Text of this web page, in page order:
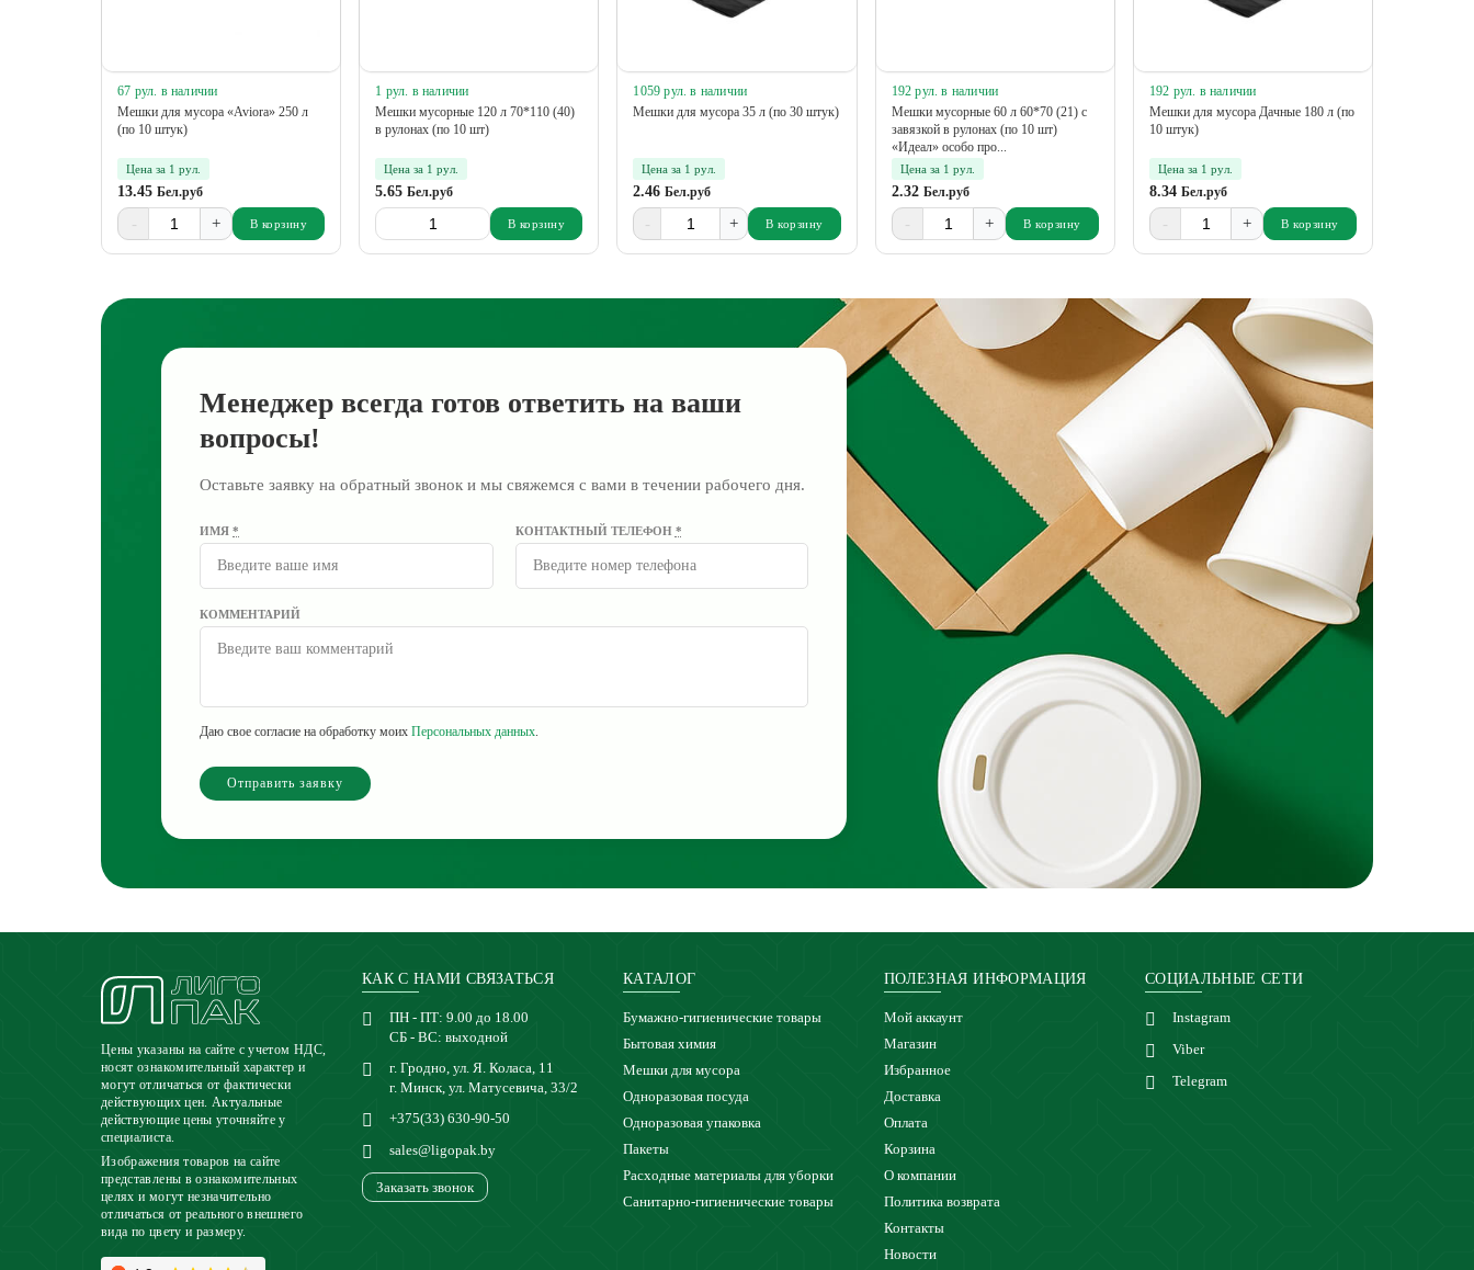
67 рул. в наличии
Мешки для мусора «Aviora» 250 л
(по 10 штук)
Цена за 1 рул.
13.45 Бел.руб
- + В корзину
1 рул. в наличии
Мешки мусорные 120 л 70*110 (40)
в рулонах (по 10 шт)
Цена за 1 рул.
5.65Бел.руб
В корзину
1059 рул. в наличии
Мешки для мусора 35 л (по 30 штук)
Цена за 1 рул.
2.46Бел.руб
- + В корзину
192 рул. в наличии
Мешки мусорные 60 л 60*70 (21) с
завязкой в рулонах (по 10 шт)
«Идеал» особо про...
Цена за 1 рул.
2.32 Бел.руб
- + В корзину
192 рул. в наличии
Мешки для мусора Дачные 180 л (по
10 штук)
Цена за 1 рул.
8.34 Бел.руб
- + В корзину
Менеджер всегда готов ответить на ваши
вопросы!
Оставьте заявку на обратный звонок и мы свяжемся с вами в течении рабочего дня.
ИМЯ * КОНТАКТНЫЙ ТЕЛЕФОН *
КОММЕНТАРИЙ
Даю свое согласие на обработку моих Персональных данных.
Отправить заявку
Цены указаны на сайте с учетом НДС,
носят ознакомительный характер и
могут отличаться от фактически
действующих цен. Актуальные
действующие цены уточняйте у
специалиста.
Изображения товаров на сайте
представлены в ознакомительных
целях и могут незначительно
отличаться от реального внешнего
вида по цвету и размеру.
КАК С НАМИ СВЯЗАТЬСЯ
ПН - ПТ: 9.00 до 18.00
СБ - ВС: выходной
г. Гродно, ул. Я. Коласа, 11
г. Минск, ул. Матусевича, 33/2
+375(33) 630-90-50
sales@ligopak.by
Заказать звонок
КАТАЛОГ
Бумажно-гигиенические товары
Бытовая химия
Мешки для мусора
Одноразовая посуда
Одноразовая упаковка
Пакеты
Расходные материалы для уборки
Санитарно-гигиенические товары
ПОЛЕЗНАЯ ИНФОРМАЦИЯ
Мой аккаунт
Магазин
Избранное
Доставка
Оплата
Корзина
О компании
Политика возврата
Контакты
Новости
СОЦИАЛЬНЫЕ СЕТИ
Instagram
Viber
Telegram